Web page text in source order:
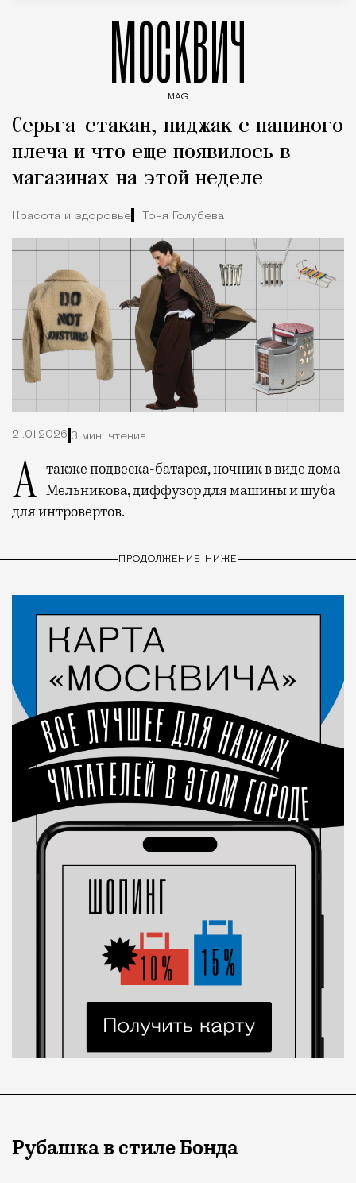
МОСКВИЧ
MAG
Серьга-стакан, пиджак с папиного
плеча и что еще появилось в
магазинах на этой неделе
Красота и здоровье Тоня Голубева
21.01.2026 3 мин. чтения
А также подвеска-батарея, ночник в виде дома Мельникова, диффузор для машины и шуба
для интровертов.
ПРОДОЛЖЕНИЕ НИЖЕ
Рубашка в стиле Бонда